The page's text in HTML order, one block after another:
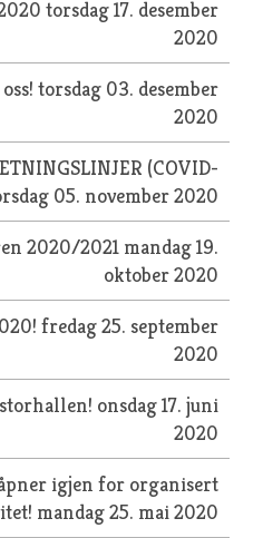
torsdag 17. desember
2020
torsdag 03. desember
2020
(COVID-
05. november 2020
2020/2021 mandag 19.
oktober 2020
fredag 25. september
2020
onsdag 17. juni
2020
igjen for organisert
mandag 25. mai 2020